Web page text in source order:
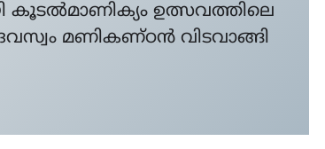
കൂടൽമാണിക്യം ഉത്സവത്തിലെ
മണികണ്ഠൻ വിടവാങ്ങി